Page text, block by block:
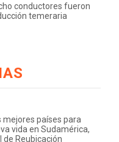
conductores fueron
temeraria
mejores países para
vida en Sudamérica,
de Reubicación